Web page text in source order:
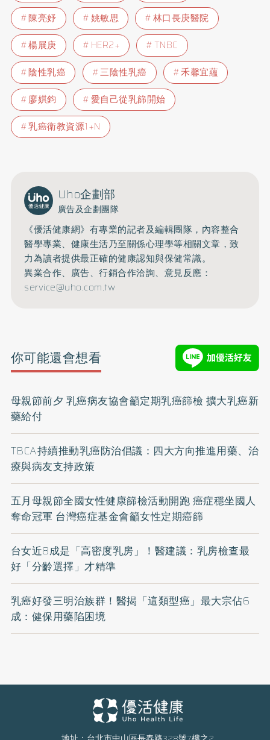
陳亮妤
姚敏思
林口長庚醫院
楊展庚
HER2+
TNBC
陰性乳癌
三陰性乳癌
禾馨宜蘊
廖娸鈞
愛自己從乳篩開始
乳癌衛教資源1+N
Uho企劃部
廣告及企劃團隊
《優活健康網》有專業的記者及編輯團隊，內容整合
醫學專業、健康生活乃至關係心理學等相關文章，致
力為讀者提供最正確的健康認知與保健常識。
異業合作、廣告、行銷合作洽詢、意見反應：
service@uho.com.tw
你可能還會想看
母親節前夕 乳癌病友協會籲定期乳癌篩檢 擴大乳癌新
藥給付
TBCA持續推動乳癌防治倡議：四大方向推進用藥、治
療與病友支持政策
五月母親節全國女性健康篩檢活動開跑 癌症穩坐國人
奪命冠軍 台灣癌症基金會籲女性定期癌篩
台女近8成是「高密度乳房」！醫建議：乳房檢查最
好「分齡選擇」才精準
乳癌好發三明治族群！醫揭「這類型癌」最大宗佔6
成：健保用藥陷困境